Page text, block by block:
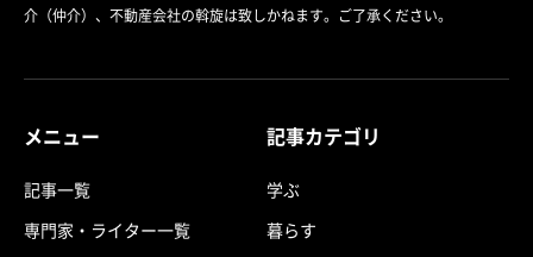
介（仲介）、不動産会社の斡旋は致しかねます。ご了承ください。
メニュー
記事一覧
専門家・ライター一覧
記事カテゴリ
学ぶ
暮らす